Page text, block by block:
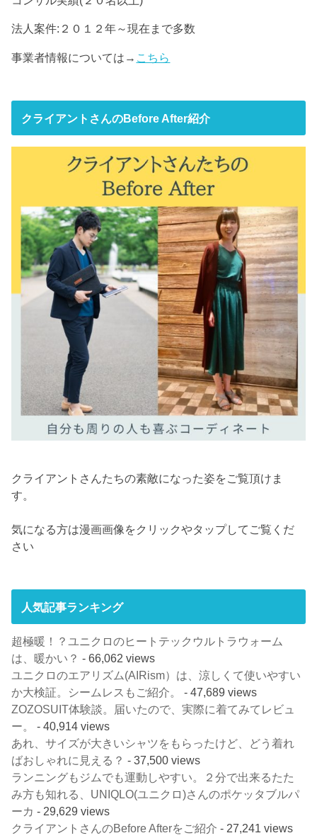
法人案件:２０１２年～現在まで多数
事業者情報については→ こちら
クライアントさんのBefore After紹介
クライアントさんたちの素敵になった姿をご覧頂けま
す。
気になる方は漫画画像をクリックやタップしてご覧くだ
さい
人気記事ランキング
超極暖！？ユニクロのヒートテックウルトラウォーム
は、暖かい？ - 66,062 views
ユニクロのエアリズム(AIRism）は、涼しくて使いやすい
か大検証。シームレスもご紹介。
- 47,689 views
ZOZOSUIT体験談。届いたので、実際に着てみてレビュ
ー。
- 40,914 views
あれ、サイズが大きいシャツをもらったけど、どう着れ
ばおしゃれに見える？ - 37,500 views
ランニングもジムでも運動しやすい。２分で出来るたた
み方も知れる、UNIQLO(ユニクロ)さんのポケッタブルパ
ーカ - 29,629 views
クライアントさんのBefore Afterをご紹介 - 27,241 views